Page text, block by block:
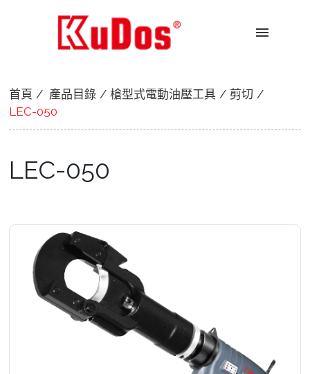
menu
首頁 產品目錄 槍型式電動油壓工具
剪切
LEC-050
LEC-050